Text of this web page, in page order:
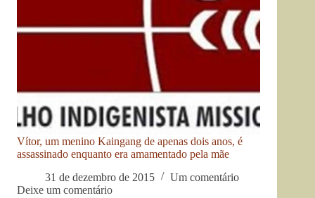
Vítor, um menino Kaingang de apenas dois anos, é
assassinado enquanto era amamentado pela mãe
31 de dezembro de 2015
Um comentário
Deixe um comentário